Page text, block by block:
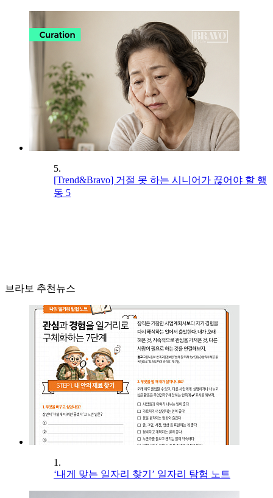
5.
[Trend&Bravo] 거절 못 하는 시니어가 끊어야 할 행
동 5
브라보 추천뉴스
1.
‘내게 맞는 일자리 찾기’ 일자리 탐험 노트